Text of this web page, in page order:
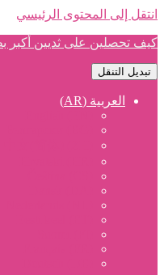
انتقل إلى المحتوى الرئيسي
كيف تحصلين على ثديين أكبر
تبديل التنقل
العربية (AR)